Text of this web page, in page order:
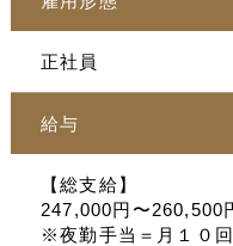
正社員
給与
【総支給】
247,000円〜260,500
※夜勤手当＝月１０